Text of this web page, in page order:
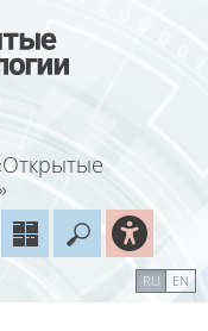
Введите
RU EN